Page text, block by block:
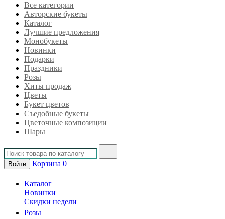
Все категории
Авторские букеты
Каталог
Лучшие предложения
Монобукеты
Новинки
Подарки
Праздники
Розы
Хиты продаж
Цветы
Букет цветов
Съедобные букеты
Цветочные композиции
Шары
Войти Корзина 0
Каталог
Новинки
Скидки недели
Розы